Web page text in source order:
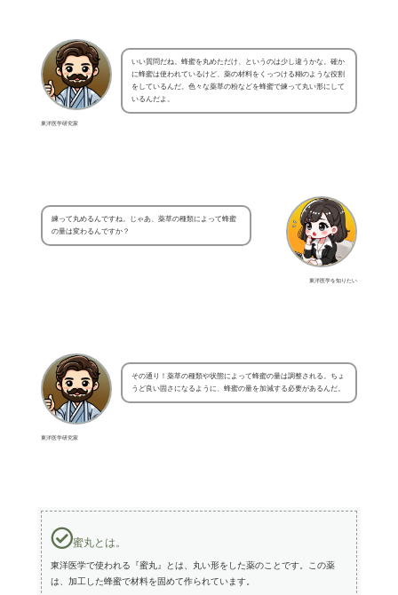
東洋医学研究家
いい質問だね。蜂蜜を丸めただけ、というのは少し違うかな。確か
に蜂蜜は使われているけど、薬の材料をくっつける糊のような役割
をしているんだ。色々な薬草の粉などを蜂蜜で練って丸い形にして
いるんだよ。
東洋医学を知りたい
練って丸めるんですね。じゃあ、薬草の種類によって蜂蜜
の量は変わるんですか？
東洋医学研究家
その通り！薬草の種類や状態によって蜂蜜の量は調整される。ちょ
うど良い固さになるように、蜂蜜の量を加減する必要があるんだ。
蜜丸とは。
東洋医学で使われる『蜜丸』とは、丸い形をした薬のことです。この薬
は、加工した蜂蜜で材料を固めて作られています。